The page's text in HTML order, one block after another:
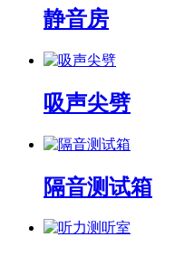
静音房
吸声尖劈
隔音测试箱